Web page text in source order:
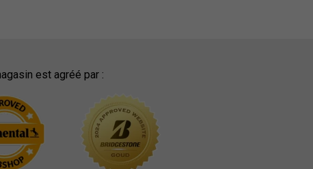
est agréé par :